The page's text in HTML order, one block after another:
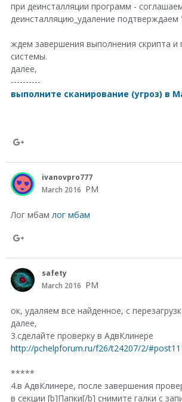
g
e
+
при деинсталляции программ -
деинсталляцию_удаление подтверждаем
ждем завершения выполнения скрипта и
системы.
далее,
----------
выполните сканирование (угроз) в
a
o
n
G
o
o
g
l
+
ivanovpro777
March 2016 PM
Лог мбам лог мбам
a
o
n
G
o
safety
March 2016 PM
ок, удаляем все найденное, с
далее,
3.сделайте проверку в АдвКлинере
http://pchelpforum.ru/f26/t24207/2/
*****
4.в АдвКлинере, после завершения
в секции [b]Папки[/b] снимите галки с